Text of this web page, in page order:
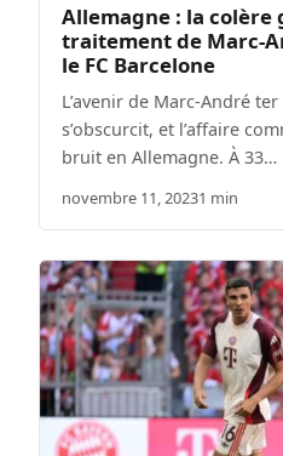
Allemagne : la colère
traitement de Marc-
le FC Barcelone
L’avenir de Marc-André
s’obscurcit, et l’affaire
bruit en Allemagne. À 33…
novembre 11, 20231 min